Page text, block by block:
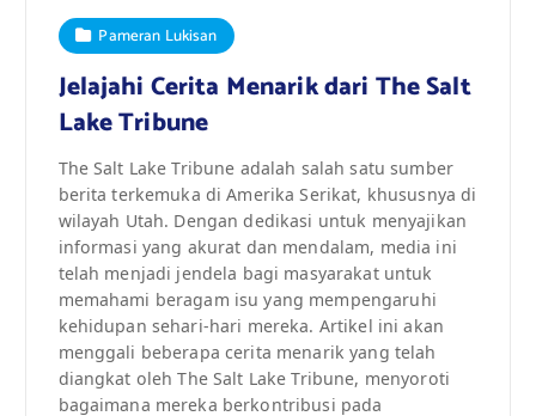
Pameran Lukisan
Jelajahi Cerita Menarik dari The Salt
Lake Tribune
The Salt Lake Tribune adalah salah satu sumber
berita terkemuka di Amerika Serikat, khususnya di
wilayah Utah. Dengan dedikasi untuk menyajikan
informasi yang akurat dan mendalam, media ini
telah menjadi jendela bagi masyarakat untuk
memahami beragam isu yang mempengaruhi
kehidupan sehari-hari mereka. Artikel ini akan
menggali beberapa cerita menarik yang telah
diangkat oleh The Salt Lake Tribune, menyoroti
bagaimana mereka berkontribusi pada